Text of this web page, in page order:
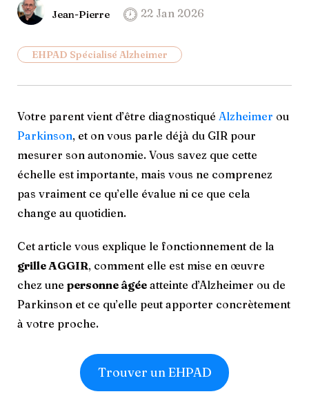
Jean-Pierre 22 Jan 2026
EHPAD Spécialisé Alzheimer
Votre parent vient d’être diagnostiqué Alzheimer ou
Parkinson, et on vous parle déjà du GIR pour
mesurer son autonomie. Vous savez que cette
échelle est importante, mais vous ne comprenez
pas vraiment ce qu’elle évalue ni ce que cela
change au quotidien.
Cet article vous explique le fonctionnement de la
grille AGGIR, comment elle est mise en œuvre
chez une personne âgée atteinte d’Alzheimer ou de
Parkinson et ce qu’elle peut apporter concrètement
à votre proche.
Trouver un EHPAD